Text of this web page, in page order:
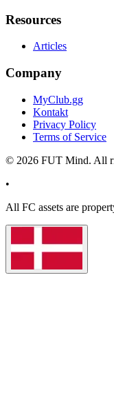
Resources
Articles
Company
MyClub.gg
Kontakt
Privacy Policy
Terms of Service
© 2026 FUT Mind. All
•
All FC assets are